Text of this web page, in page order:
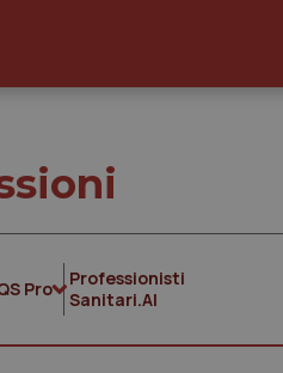
Pro
Professionisti
Sanitari.AI